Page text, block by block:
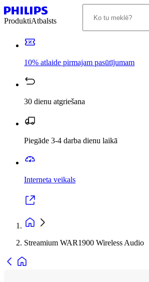
ProduktiAtbalsts
10% atlaide pirmajam pasūtījumam
30 dienu atgriešana
Piegāde 3-4 darba dienu laikā
Interneta veikals
Streamium WAR1900 Wireless Audio